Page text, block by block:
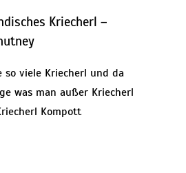
Kriecherl –
so viele Kriecherl und da
was man außer Kriecherl
Kompott